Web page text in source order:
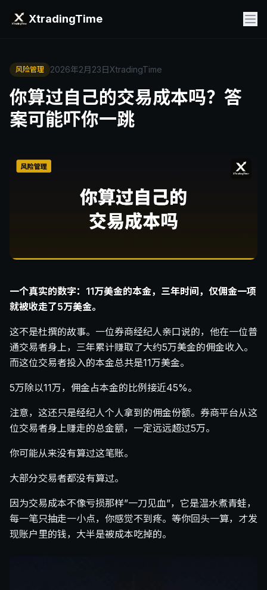
XtradingTime
风险管理 2026年2月23日XtradingTime
你算过自己的交易成本吗？答
案可能吓你一跳
一个真实的数字：11万美金的本金，三年时间，仅佣金一项
就被收走了5万美金。
这不是杜撰的故事。一位券商经纪人亲口说的，他在一位普
通交易者身上，三年累计赚取了大约5万美金的佣金收入。
而这位交易者投入的本金总共是11万美金。
5万除以11万，佣金占本金的比例接近45%。
注意，这还只是经纪人个人拿到的佣金份额。券商平台从这
位交易者身上赚走的总金额，一定远远超过5万。
你可能从来没有算过这笔账。
大部分交易者都没有算过。
因为交易成本不像亏损那样”一刀见血”，它是温水煮青蛙，
每一笔只抽走一小点，你感觉不到疼。等你回头一算，才发
现账户里的钱，大半是被成本吃掉的。